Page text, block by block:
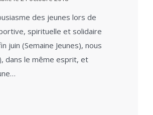
des jeunes lors de
spirituelle et solidaire
juin (Semaine Jeunes), nous
dans le même esprit, et